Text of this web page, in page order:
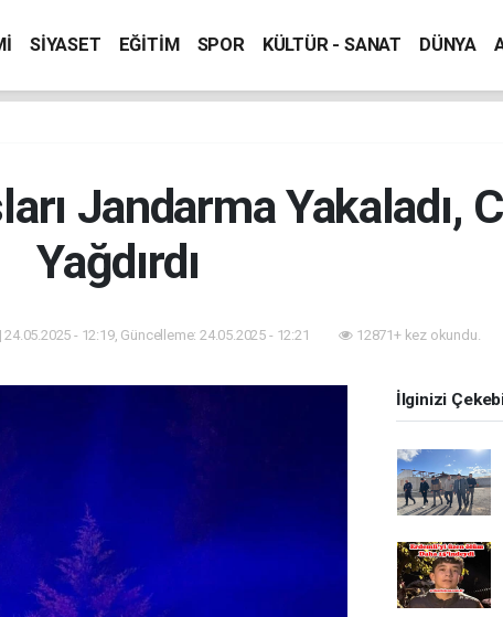
SİYASET EĞİTİM SPOR KÜLTÜR - SANAT DÜNYA
Jandarma Yakaladı,
Yağdırdı
- 12:19, Güncelleme: 24.05.2025 - 12:21 12871+ kez okundu.
İlginizi